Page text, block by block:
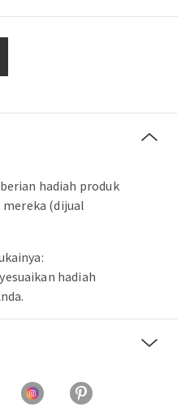
hadiah produk
(dijual
hadiah